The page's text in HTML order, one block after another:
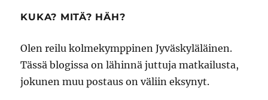
KUKA? MITÄ? HÄH?
Olen reilu kolmekymppinen Jyväskyläläinen.
Tässä blogissa on lähinnä juttuja matkailusta,
jokunen muu postaus on väliin eksynyt.